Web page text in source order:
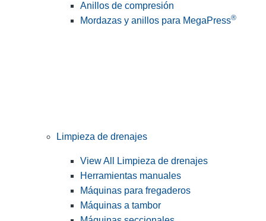
Anillos de compresión
Mordazas y anillos para MegaPress®
Limpieza de drenajes
View All Limpieza de drenajes
Herramientas manuales
Máquinas para fregaderos
Máquinas a tambor